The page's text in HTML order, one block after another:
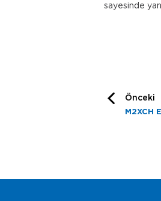
sayesinde
Önceki
M2XCH